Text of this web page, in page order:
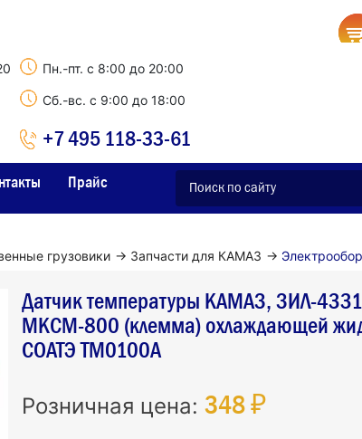
Пн.-пт. с 8:00 до 20:00
Сб.-вс. с 9:00 до 18:00
+7 495 118-33-61
Прайс
грузовики → Запчасти для КАМАЗ →
Датчик температуры КАМАЗ, ЗИЛ-
МКСМ-800 (клемма) охлаждающей
СОАТЭ ТМ0100А
Розничная цена: 348 ₽